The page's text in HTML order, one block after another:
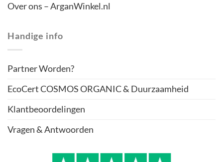
Over ons – ArganWinkel.nl
Handige info
Partner Worden?
EcoCert COSMOS ORGANIC & Duurzaamheid
Klantbeoordelingen
Vragen & Antwoorden